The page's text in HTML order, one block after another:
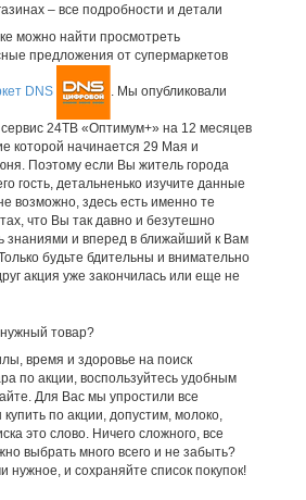
– все подробности и детали
можно найти просмотреть
предложения от супермаркетов
DNS . Мы опубликовали
24ТВ «Оптимум+» на 12 месяцев
которой начинается 29 Мая и
Поэтому если Вы житель города
гость, детальненько изучите данные
возможно, здесь есть именно те
что Вы так давно и безутешно
знаниями и вперед в ближайший к Вам
будьте бдительны и внимательно
акция уже закончилась или еще не
нужный товар?
время и здоровье на поиск
по акции, воспользуйтесь удобным
Для Вас мы упростили все
по акции, допустим, молоко,
это слово. Ничего сложного, все
выбрать много всего и не забыть?
нужное, и сохраняйте список покупок!